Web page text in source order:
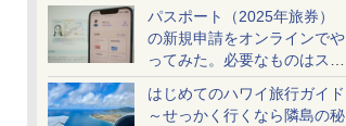
配・来場前に必要な準備は？
パスポート（2025年旅券）
の新規申請をオンラインでや
ってみた。必要なものはスマ
ホとマイナカードのみ
はじめてのハワイ旅行ガイド
～せっかく行くなら隣島の秘